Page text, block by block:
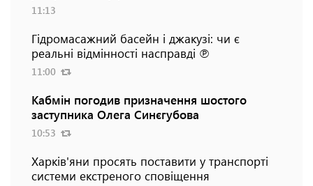
11:13
Гідромасажний басейн і джакузі: чи є
реальні відмінності насправді ℗
11:00
Кабмін погодив призначення шостого
заступника Олега Синєгубова
10:53
Харків'яни просять поставити у транспорті
системи екстреного сповіщення